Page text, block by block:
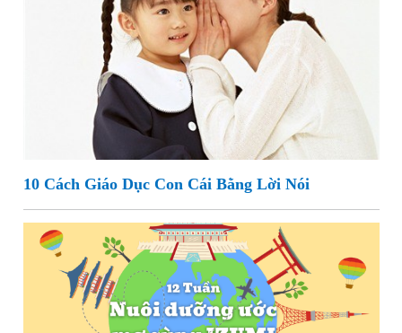
10 Cách Giáo Dục Con Cái Bằng Lời Nói